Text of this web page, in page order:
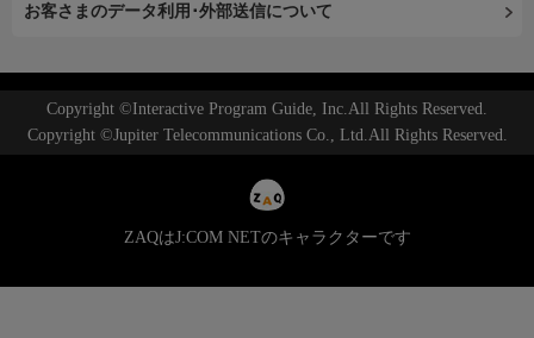
お客さまのデータ利用･外部送信について
Copyright ©Interactive Program Guide, Inc.All Rights Reserved.
Copyright ©Jupiter Telecommunications Co., Ltd.All Rights Reserved.
ZAQはJ:COM NETのキャラクターです